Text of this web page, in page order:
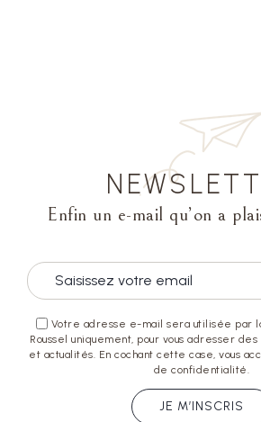
Enfin un e-mail qu’on a
Votre adresse e-mail sera utilisée par
Roussel uniquement, pour vous adresser
et actualités. En cochant cette case, vous
de confidentialité.
JE M’INSCRIS